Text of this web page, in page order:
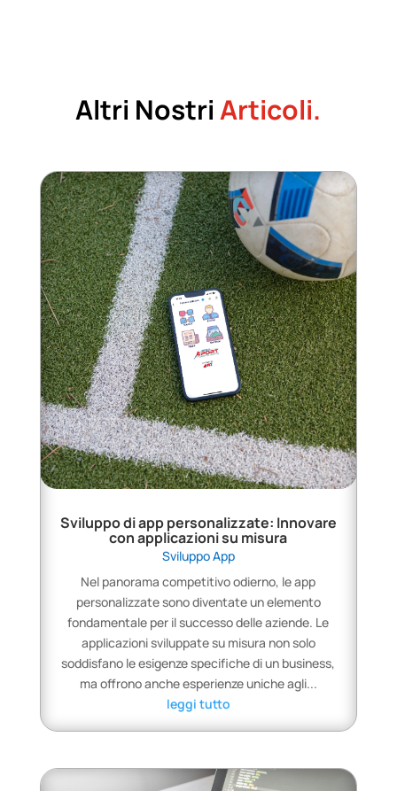
Altri NostriArticoli.
Sviluppo di app personalizzate: Innovare
con applicazioni su misura
Sviluppo App
Nel panorama competitivo odierno, le app
personalizzate sono diventate un elemento
fondamentale per il successo delle aziende. Le
applicazioni sviluppate su misura non solo
soddisfano le esigenze specifiche di un business,
ma offrono anche esperienze uniche agli...
leggi tutto